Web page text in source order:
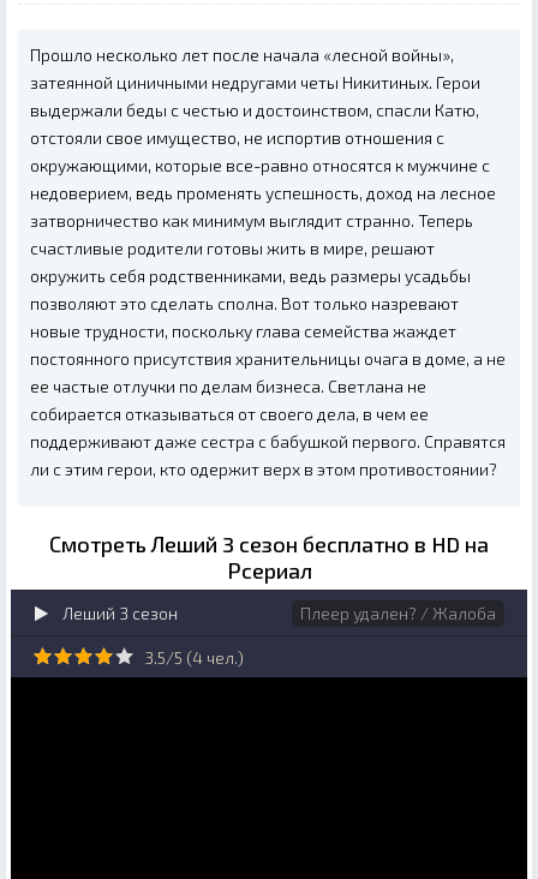
Прошло несколько лет после начала «лесной войны»,
затеянной циничными недругами четы Никитиных. Герои
выдержали беды с честью и достоинством, спасли Катю,
отстояли свое имущество, не испортив отношения с
окружающими, которые все-равно относятся к мужчине с
недоверием, ведь променять успешность, доход на лесное
затворничество как минимум выглядит странно. Теперь
счастливые родители готовы жить в мире, решают
окружить себя родственниками, ведь размеры усадьбы
позволяют это сделать сполна. Вот только назревают
новые трудности, поскольку глава семейства жаждет
постоянного присутствия хранительницы очага в доме, а не
ее частые отлучки по делам бизнеса. Светлана не
собирается отказываться от своего дела, в чем ее
поддерживают даже сестра с бабушкой первого. Справятся
ли с этим герои, кто одержит верх в этом противостоянии?
Смотреть Леший 3 сезон бесплатно в HD на
Рсериал
Леший 3 сезон Плеер удален? / Жалоба
3.5/5 (4 чел.)